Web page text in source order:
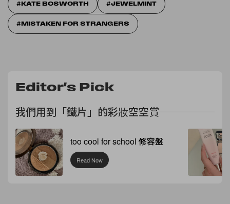
KATE BOSWORTH JEWELMINT
MISTAKEN FOR STRANGERS
Editor's Pick
我們用到「鐵片」的彩妝空空賞
too cool for school 修容盤
Read Now